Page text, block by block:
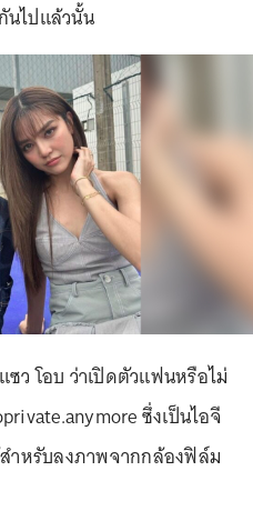
นไปแล้วนั้น
ว โอบ ว่าเปิดตัวแฟนหรือไม่
ซึ่งเป็นไอจี
ำหรับลงภาพจากกล้องฟิล์ม